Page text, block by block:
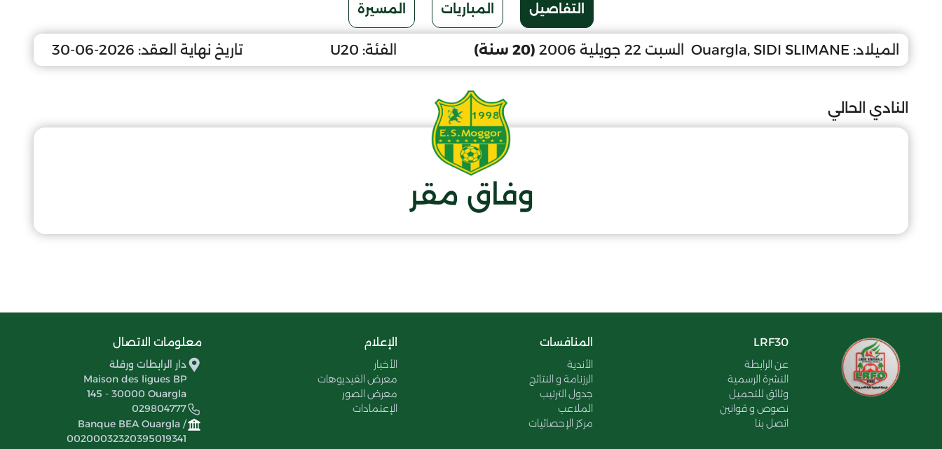
التفاصيل المباريات المسيرة
الميلاد: Ouargla, SIDI SLIMANE السبت 22 جويلية 2006 (20 سنة) الفئة: U20 تاريخ نهاية العقد: 2026-06-30
النادي الحالي
وفاق مقر
LRF30
عن الرابطة
النشرة الرسمية
وثائق للتحميل
نصوص و قوانين
اتصل بنا
المنافسات
الأندية
الرزنامة و النتائج
جدول الترتيب
الملاعب
مركز الإحصائيات
الإعلام
الأخبار
معرض الفيديوهات
معرض الصور
الإعتمادات
معلومات الاتصال
دار الرابطات ورقلة
Maison des ligues BP
145 - 30000 Ouargla
029804777
Banque BEA Ouargla /
00200032320395019341